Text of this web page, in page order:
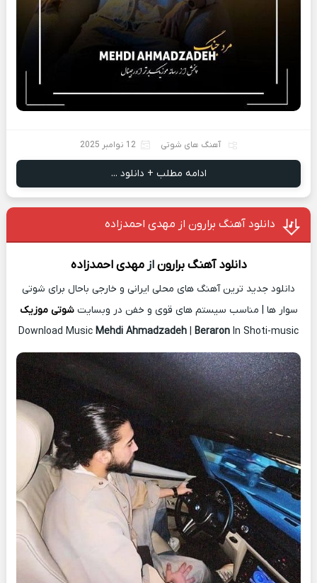
آهنگ های شوتی 12 نوامبر 2025
ادامه مطلب + دانلود ...
دانلود آهنگ برارون از مهدی احمدزاده
دانلود آهنگ برارونازمهدی احمدزاده
دانلود جدید ترین آهنگ های محلی ایرانی و خارجی باحال برای شوتی
سوار ها | مناسب سیستم های قوی و خفن در وبسایتشوتی موزیک
Download Music Mehdi Ahmadzadeh | Beraron In Shoti-music